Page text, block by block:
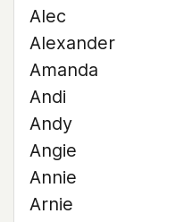
Alec
Alexander
Amanda
Andi
Andy
Angie
Annie
Arnie